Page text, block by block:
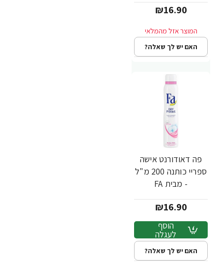
₪16.90
האם יש לך שאלה?
פה דאודורנט אישה
ספריי כותנה 200 מ"ל
- מבית FA
₪16.90
הוסף
לעגלה
האם יש לך שאלה?